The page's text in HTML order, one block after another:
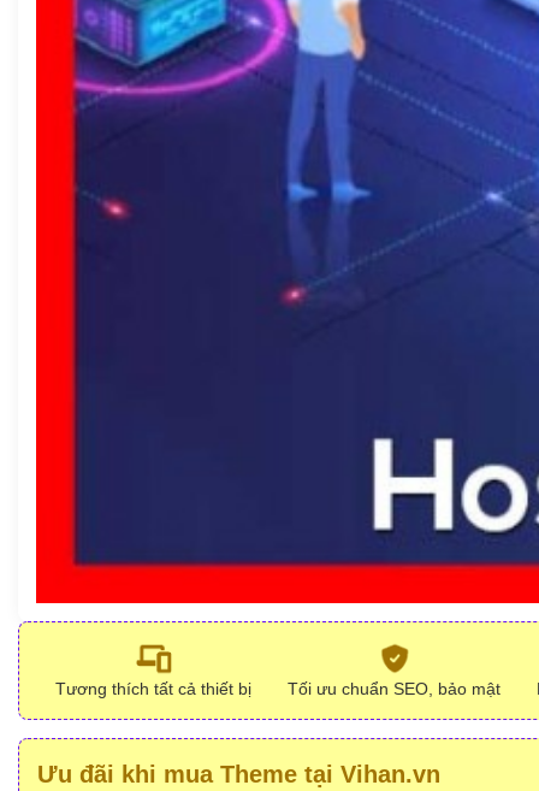
Tương thích tất cả thiết bị Tối ưu chuẩn SEO, bảo mật
Ưu đãi khi mua Theme tại Vihan.vn